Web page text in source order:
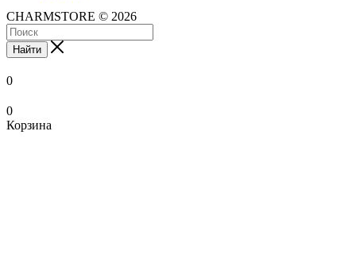
CHARMSTORE © 2026
Найти
0
0
Корзина